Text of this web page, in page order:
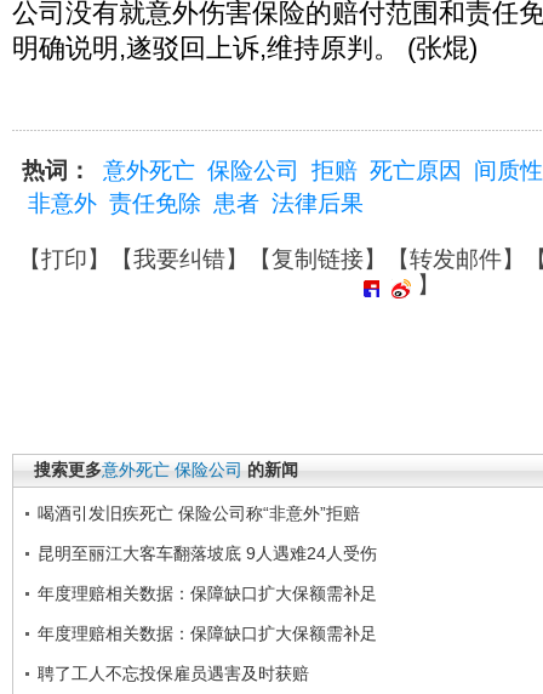
公司没有就意外伤害保险的赔付范围和责任
明确说明,遂驳回上诉,维持原判。 (张焜)
热词： 意外死亡 保险公司 拒赔 死亡原因
间质
非意外 责任免除 患者 法律后果
【打印】【我要纠错】【复制链接】【转发邮件】
】
搜索更多意外死亡 保险公司 的新闻
喝酒引发旧疾死亡 保险公司称“非意外”拒赔
昆明至丽江大客车翻落坡底 9人遇难24人受伤
年度理赔相关数据：保障缺口扩大保额需补足
年度理赔相关数据：保障缺口扩大保额需补足
聘了工人不忘投保雇员遇害及时获赔